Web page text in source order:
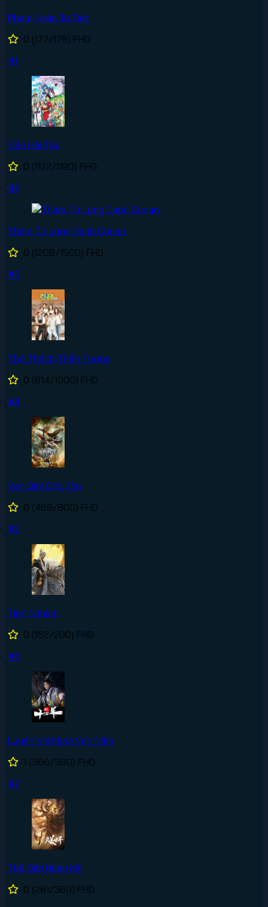
Phàm Nhân Tu Tiên
0 (177/176) FHD
#1
Đảo Hải Tặc
0 (1172/1190) FHD
#2
Thám Tử Lừng Danh Conan
0 (1209/1500) FHD
#3
Thử Thách Thần Tượng
0 (814/1000) FHD
#4
Vạn Giới Độc Tôn
0 (469/800) FHD
#5
Tiên Nghịch
0 (152/200) FHD
#6
Luyện Khí Mười Vạn Năm
1 (366/380) FHD
#7
Thế Giới Hoàn Mỹ
0 (281/360) FHD